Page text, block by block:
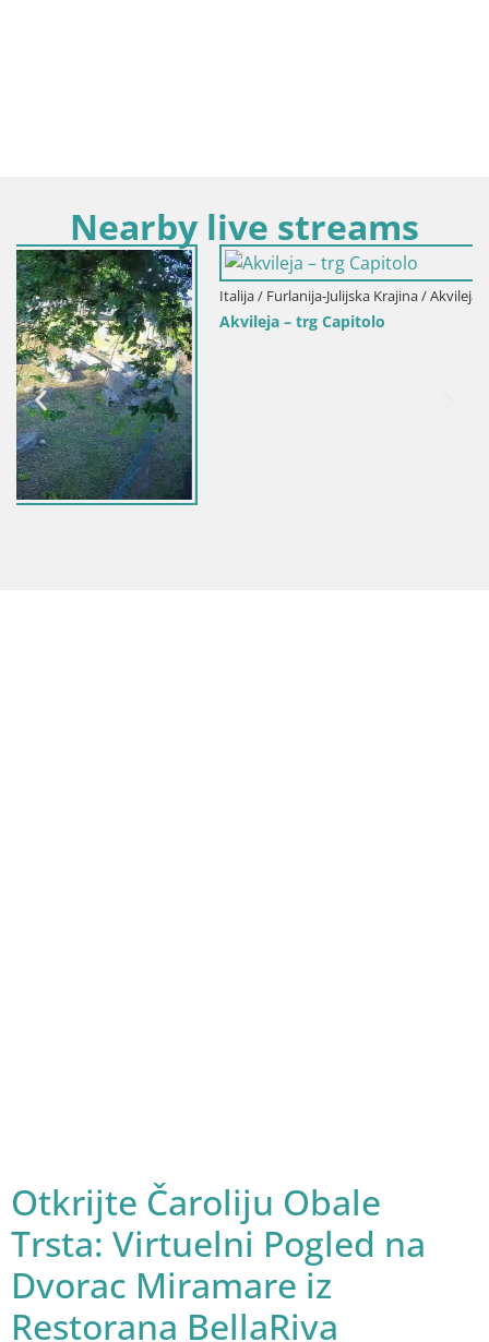
Nearby live streams
Italija / Furlanija-Julijska Krajina / Akvileja
Akvileja – trg Capitolo
Otkrijte Čaroliju Obale
Trsta: Virtuelni Pogled na
Dvorac Miramare iz
Restorana BellaRiva